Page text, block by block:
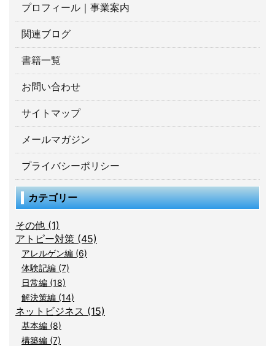
プロフィール｜事業案内
関連ブログ
書籍一覧
お問い合わせ
サイトマップ
メールマガジン
プライバシーポリシー
カテゴリー
その他 (1)
アトピー対策 (45)
アレルゲン編 (6)
体験記編 (7)
日常編 (18)
解決策編 (14)
ネットビジネス (15)
基本編 (8)
構築編 (7)